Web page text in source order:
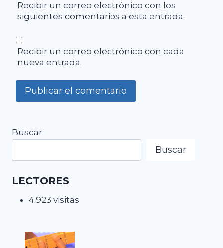
Recibir un correo electrónico con los
siguientes comentarios a esta entrada.
Recibir un correo electrónico con cada
nueva entrada.
Buscar
Buscar
LECTORES
4.923 visitas